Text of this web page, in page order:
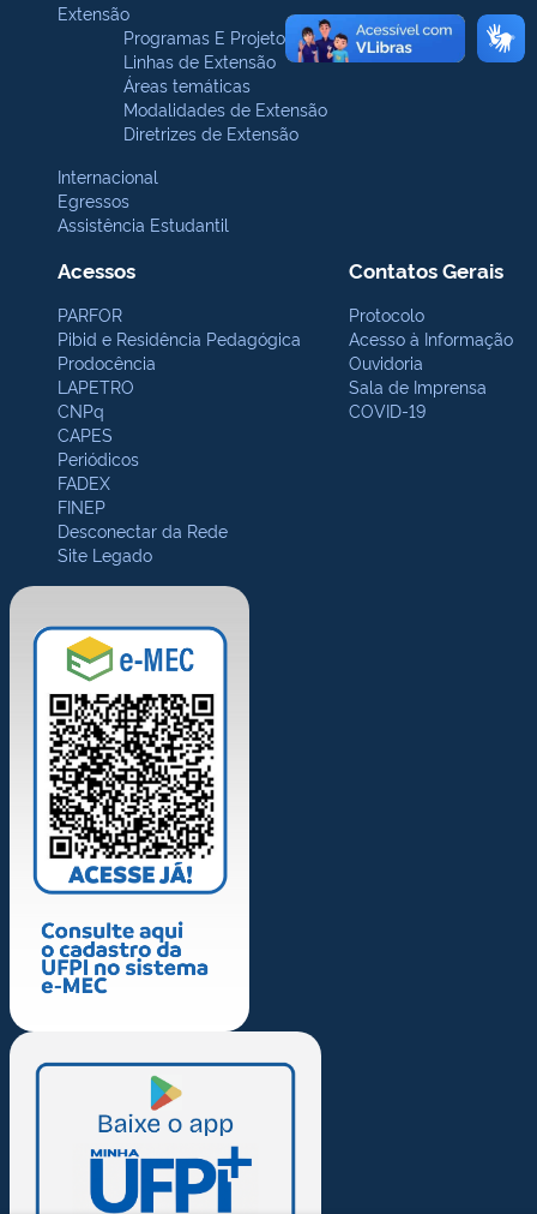
Extensão
Programas E Projetos
Linhas de Extensão
Áreas temáticas
Modalidades de Extensão
Diretrizes de Extensão
Internacional
Egressos
Assistência Estudantil
Acessos
PARFOR
Pibid e Residência Pedagógica
Prodocência
LAPETRO
CNPq
CAPES
Periódicos
FADEX
FINEP
Desconectar da Rede
Site Legado
Contatos Gerais
Protocolo
Acesso à Informação
Ouvidoria
Sala de Imprensa
COVID-19